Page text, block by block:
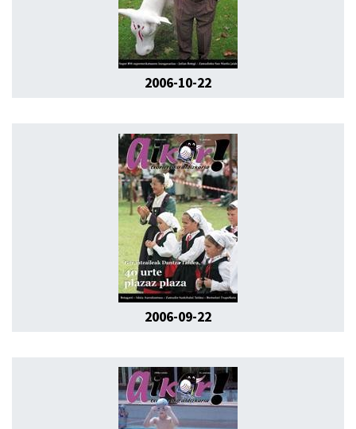
2006-10-22
2006-09-22